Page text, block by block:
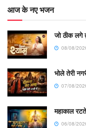
आज के नए भजन
जो ठीक लगे
08/08/
भोले तेरी
07/08/
महाकाल
06/08/